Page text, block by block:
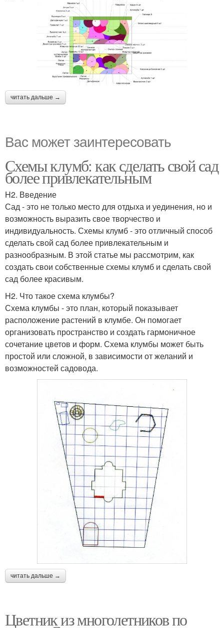
читать дальше →
Вас может заинтересовать
Схемы клумб: как сделать свой сад
более привлекательным
H2. Введение
Сад - это не только место для отдыха и уединения, но и
возможность выразить свое творчество и
индивидуальность. Схемы клумб - это отличный способ
сделать свой сад более привлекательным и
разнообразным. В этой статье мы рассмотрим, как
создать свои собственные схемы клумб и сделать свой
сад более красивым.
H2. Что такое схема клумбы?
Схема клумбы - это план, который показывает
расположение растений в клумбе. Он помогает
организовать пространство и создать гармоничное
сочетание цветов и форм. Схема клумбы может быть
простой или сложной, в зависимости от желаний и
возможностей садовода.
читать дальше →
Цветник из многолетников по